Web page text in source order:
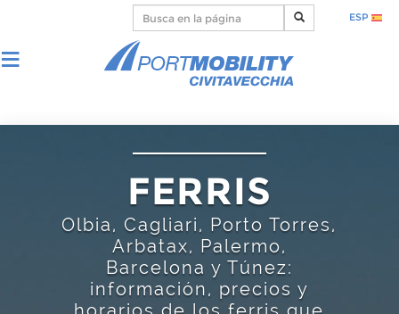
ESP
FERRIS
Olbia, Cagliari, Porto Torres,
Arbatax, Palermo,
Barcelona y Túnez:
información, precios y